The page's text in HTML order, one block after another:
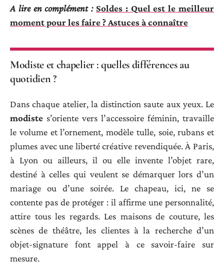
A lire en complément : Soldes : Quel est le meilleur
moment pour les faire ? Astuces à connaître
Modiste et chapelier : quelles différences au
quotidien ?
Dans chaque atelier, la distinction saute aux yeux. Le
modiste s’oriente vers l’accessoire féminin, travaille
le volume et l’ornement, modèle tulle, soie, rubans et
plumes avec une liberté créative revendiquée. À Paris,
à Lyon ou ailleurs, il ou elle invente l’objet rare,
destiné à celles qui veulent se démarquer lors d’un
mariage ou d’une soirée. Le chapeau, ici, ne se
contente pas de protéger : il affirme une personnalité,
attire tous les regards. Les maisons de couture, les
scènes de théâtre, les clientes à la recherche d’un
objet-signature font appel à ce savoir-faire sur
mesure.